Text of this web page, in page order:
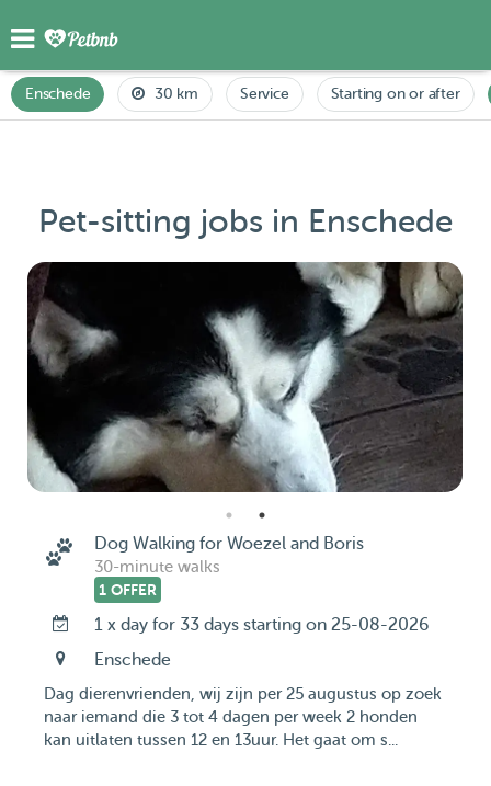
Enschede 30 km Service Starting on or after
Pet-sitting jobs in Enschede
Dog Walking for Woezel and Boris
30-minute walks
1 OFFER
1 x day for 33 days starting on 25-08-2026
Enschede
Dag dierenvrienden, wij zijn per 25 augustus op zoek
naar iemand die 3 tot 4 dagen per week 2 honden
kan uitlaten tussen 12 en 13uur. Het gaat om s...